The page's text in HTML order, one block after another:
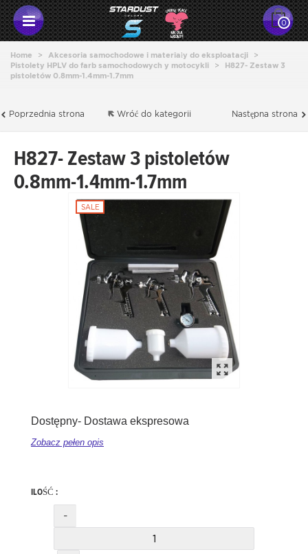
0
Home > Akcesoria samochodowe i materiały do eksploatacji
>
Pistolety HPLV do farb samochodowych y motocykli
>
H827- Zestaw 3
pistoletów 0.8mm-1.4mm-1.7mm
Poprzednia strona Następna strona
Wróć do kategorii
H827- Zestaw 3 pistoletów
0.8mm-1.4mm-1.7mm
SALE
Dostępny- Dostawa ekspresowa
Zobacz pełen opis
ILOŚĆ :
-